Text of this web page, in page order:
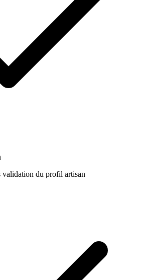
validation du profil artisan